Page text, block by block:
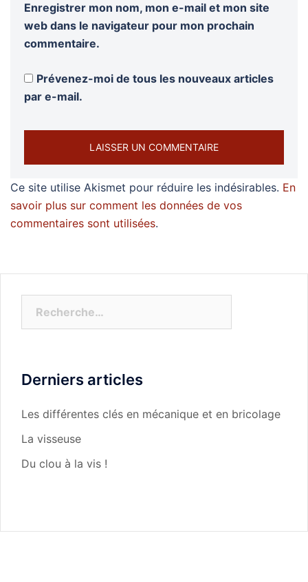
Enregistrer mon nom, mon e-mail et mon site
web dans le navigateur pour mon prochain
commentaire.
Prévenez-moi de tous les nouveaux articles
par e-mail.
Ce site utilise Akismet pour réduire les indésirables. En
savoir plus sur comment les données de vos
commentaires sont utilisées.
Derniers articles
Les différentes clés en mécanique et en bricolage
La visseuse
Du clou à la vis !